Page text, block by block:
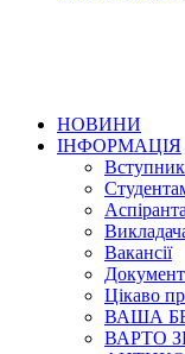
НОВИНИ
ІНФОРМАЦІЯ
Вакансії
Цікаво
ВАША
ВАРТО